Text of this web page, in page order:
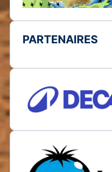
PARTENAIRES